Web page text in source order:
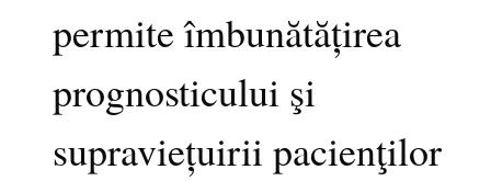
permite îmbunătățirea
prognosticului şi
supraviețuirii pacienţilor